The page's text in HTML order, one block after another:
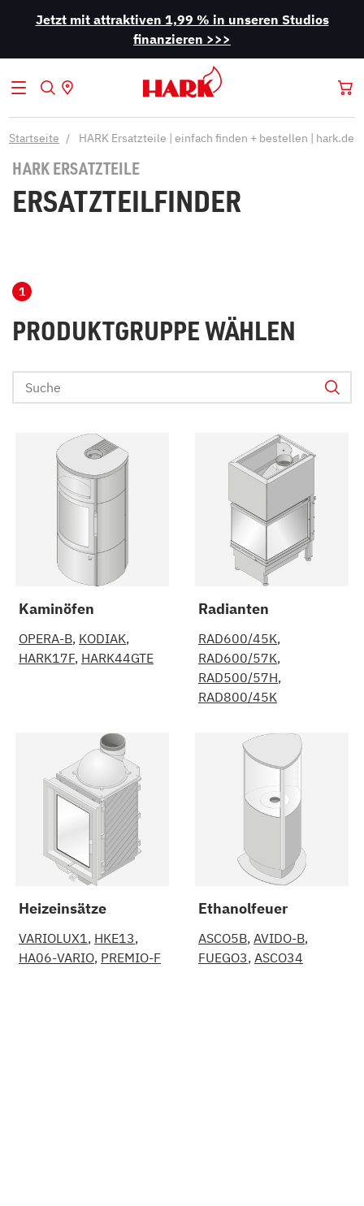
Jetzt mit attraktiven 1,99 % in unseren Studios
finanzieren >>>
Startseite HARK Ersatzteile | einfach finden + bestellen | hark.de
HARK ERSATZTEILE
ERSATZTEILFINDER
PRODUKTGRUPPE WÄHLEN
Kaminöfen
OPERA-B KODIAK
HARK17F HARK44GTE
Radianten
RAD600/45K
RAD600/57K
RAD500/57H
RAD800/45K
Heizeinsätze
VARIOLUX1 HKE13
HA06-VARIO PREMIO-F
Ethanolfeuer
ASCO5B AVIDO-B
FUEGO3 ASCO34